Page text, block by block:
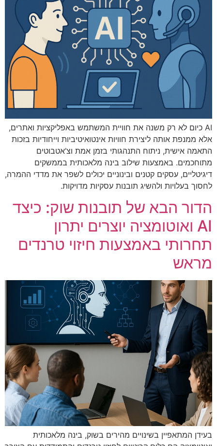
AI כיום לא רק משנה את חוויית המשתמש באפליקציות ואתרים,
אלא ממנפת אותה ליצירת חוויות אינטואיטיביות וייחודיות בזכות
התאמה אישית, ניתוח התנהגותי בזמן אמת וצ’אטבוטים
מתוחכמים. באמצעות שילוב בינה מלאכותית בממשקים
דיגיטליים, עסקים קטנים ובינוניים יכולים לשפר את מדדי ההמרה,
לחסוך בעלויות ולהשיג תובנות עסקיות מדויקות.
הדור הבא של תובנות שוק: כיצד
AI ואוטומציה יוצרים יתרון
תחרותי באמצעות חיזוי טרנדים
מראש
בעידן המתאפיין בשינויים מהירים בשוק, בינה מלאכותית